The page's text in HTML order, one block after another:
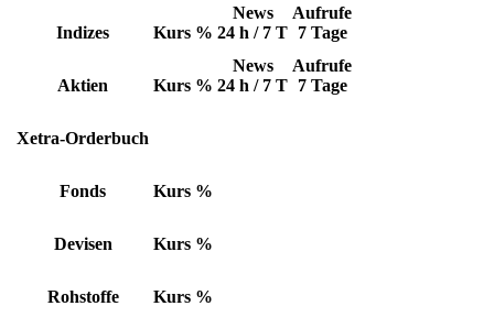
Indizes Kurs %
News
24 h / 7 T
Aufrufe
7 Tage
Aktien Kurs %
News
24 h / 7 T
Aufrufe
7 Tage
Xetra-Orderbuch
Fonds Kurs %
Devisen Kurs %
Rohstoffe Kurs %